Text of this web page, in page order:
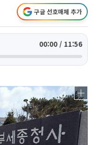
구글 선호매체 추가
00:00 / 11:56